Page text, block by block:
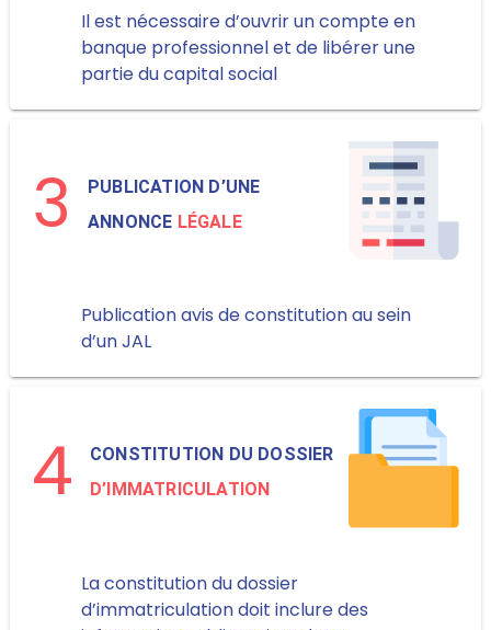
Il est nécessaire d’ouvrir un compte en
banque professionnel et de libérer une
partie du capital social
3
PUBLICATION D’UNE
ANNONCE LÉGALE
Publication avis de constitution au sein
d’un JAL
4
CONSTITUTION DU DOSSIER
D’IMMATRICULATION
La constitution du dossier
d’immatriculation doit inclure des